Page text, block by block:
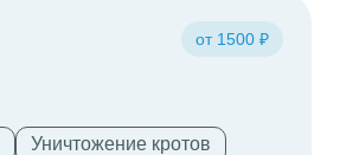
от 1500 ₽
Уничтожение кротов